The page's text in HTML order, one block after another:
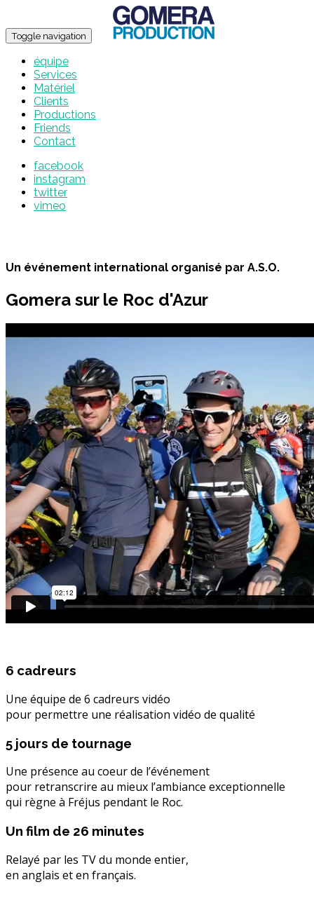
Toggle navigation
équipe
Services
Matériel
Clients
Productions
Friends
Contact
facebook
instagram
twitter
vimeo
Un événement international organisé par A.S.O.
Gomera sur le Roc d'Azur
6 cadreurs
Une équipe de 6 cadreurs vidéo
pour permettre une réalisation vidéo de qualité
5 jours de tournage
Une présence au coeur de l’événement
pour retranscrire au mieux l’ambiance exceptionnelle
qui règne à Fréjus pendant le Roc.
Un film de 26 minutes
Relayé par les TV du monde entier,
en anglais et en français.